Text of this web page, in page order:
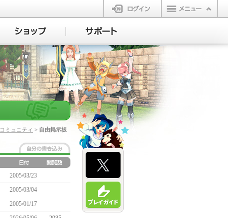
ログイン
コミュニティ > 自由掲示板
2005/03/23
2005/03/04
2005/01/17